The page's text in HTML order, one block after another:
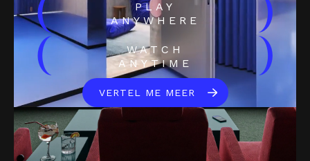
(
PLAY
ANYWHERE
)
(
WATCH
ANYTIME
)
VERTEL ME MEER